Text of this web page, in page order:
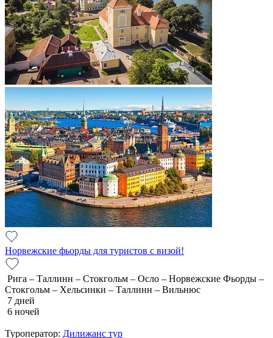
Норвежские фьорды для туристов с визой!
Рига – Таллинн – Стокгольм – Осло – Норвежские Фьорды –
Стокгольм – Хельсинки – Таллинн – Вильнюс
7 дней
6 ночей
Туроператор: Дилижанс тур